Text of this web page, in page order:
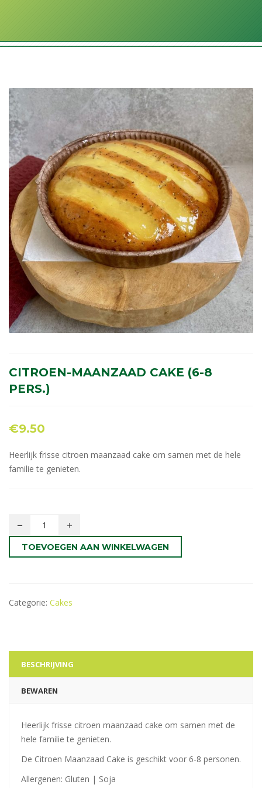
CITROEN-MAANZAAD CAKE (6-8
PERS.)
€9.50
Heerlijk frisse citroen maanzaad cake om samen met de hele
familie te genieten.
TOEVOEGEN AAN WINKELWAGEN
Categorie: Cakes
BESCHRIJVING
BEWAREN
Heerlijk frisse citroen maanzaad cake om samen met de
hele familie te genieten.
De Citroen Maanzaad Cake is geschikt voor 6-8 personen.
Allergenen: Gluten | Soja